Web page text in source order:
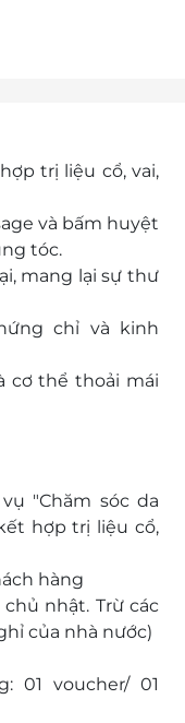
trị liệu cổ, vai,
và bấm huyệt
tóc.
mang lại sự thư
chỉ và kinh
cơ thể thoải mái
với quy trình đặt
"Chăm sóc da
hợp trị liệu cổ,
hàng
nhật. Trừ các
của nhà nước)
01 voucher/ 01